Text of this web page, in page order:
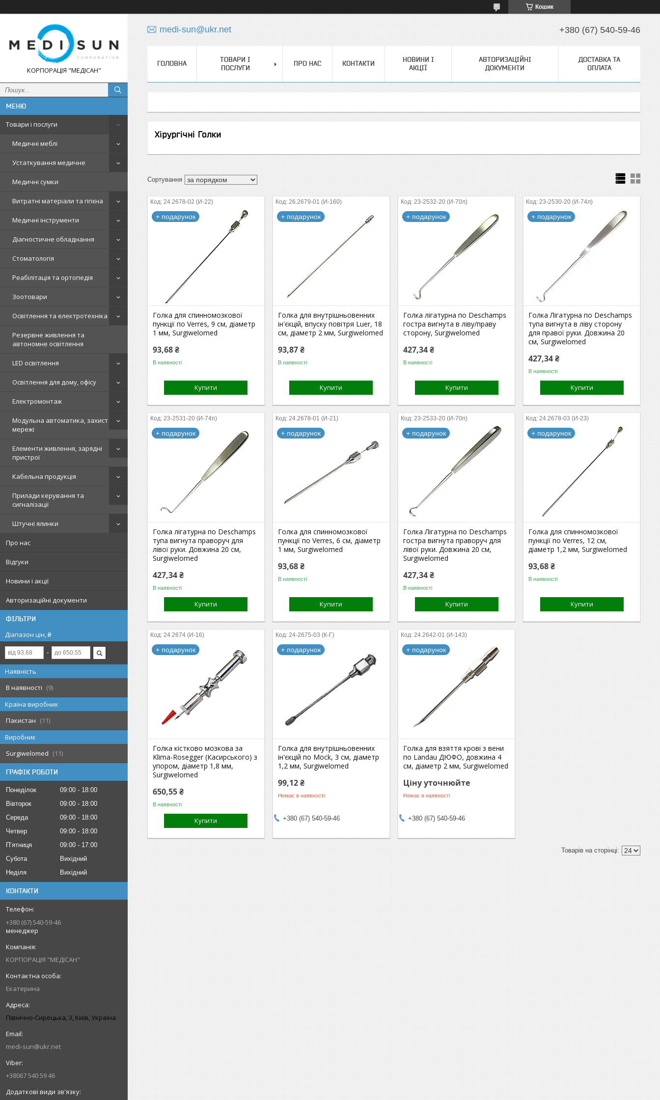
Кошик
КОРПОРАЦІЯ "МЕДІСАН"
Товари і послуги
Медичні меблі
Устаткування медичне
Медичні сумки
Витратні матеріали та гігієна
Медичні інструменти
Діагностичне обладнання
Стоматологія
Реабілітація та ортопедія
Зоотовари
Освітлення та електротехніка
Резервне живлення та
автономне освітлення
LED освітлення
Освітлення для дому, офісу
Електромонтаж
Модульна автоматика, захист
мережі
Елементи живлення, зарядні
пристрої
Кабельна продукція
Прилади керування та
сигналізації
Штучні ялинки
Про нас
Відгуки
Новини і акції
Авторизаційні документи
ФІЛЬТРИ
Діапазон цін, ₴
Наявність
В наявності
9
Країна виробник
Пакистан
11
Виробник
Surgiwelomed
11
ГРАФІК РОБОТИ
Понеділок 09:00
18:00
Вівторок
09:00
18:00
Середа
09:00
18:00
Четвер
09:00
18:00
Пʼятниця
09:00
17:00
Субота
Вихідний
Неділя
Вихідний
КОНТАКТИ
+380 (67) 540-59-46
менеджер
КОРПОРАЦІЯ "МЕДІСАН"
Екатерина
Північно-Сирецька, 3, Київ, Україна
medi-sun@ukr.net
+38067 540 59 46
medi-sun@ukr.net +380 (67) 540-59-46
ГОЛОВНА
ТОВАРИ І
ПОСЛУГИ
ПРО НАС КОНТАКТИ
НОВИНИ І
АКЦІЇ
АВТОРИЗАЦІЙНІ
ДОКУМЕНТИ
ДОСТАВКА ТА
ОПЛАТА
Хірургічні Голки
24.2678-02 (И-22)
+ подарунок
Голка для спинномозкової
пункції по Verres, 9 см, діаметр
1 мм, Surgiwelomed
93,68 ₴
В наявності
Купити
26.2679-01 (И-160)
+ подарунок
Голка для внутрішньовенних
ін'єкцій, впуску повітря Luer, 18
см, діаметр 2 мм, Surgiwelomed
93,87 ₴
В наявності
Купити
23-2532-20 (И-70л)
+ подарунок
Голка лігатурна по Deschamps
гостра вигнута в ліву/праву
сторону, Surgiwelomed
427,34 ₴
В наявності
Купити
23-2530-20 (И-74л)
+ подарунок
Голка Лігатурна по Deschamps
тупа вигнута в ліву сторону
для правої руки. Довжина 20
см, Surgiwelomed
427,34 ₴
В наявності
Купити
23-2531-20 (И-74п)
+ подарунок
Голка лігатурна по Deschamps
тупа вигнута праворуч для
лівої руки. Довжина 20 см,
Surgiwelomed
427,34 ₴
В наявності
Купити
24.2678-01 (И-21)
+ подарунок
Голка для спинномозкової
пункції по Verres, 6 см, діаметр
1 мм, Surgiwelomed
93,68 ₴
В наявності
Купити
23-2533-20 (И-70п)
+ подарунок
Голка Лігатурна по Deschamps
гостра вигнута праворуч для
лівої руки. Довжина 20 см,
Surgiwelomed
427,34 ₴
В наявності
Купити
24.2678-03 (И-23)
+ подарунок
Голка для спинномозкової
пункції по Verres, 12 см,
діаметр 1,2 мм, Surgiwelomed
93,68 ₴
В наявності
Купити
24.2674 (И-16)
+ подарунок
Голка кістково мозкова за
Klima-Rosegger (Касирського) з
упором, діаметр 1,8 мм,
Surgiwelomed
650,55 ₴
В наявності
Купити
24-2675-03 (К-Г)
+ подарунок
Голка для внутрішньовенних
ін'єкцій по Mock, 3 см, діаметр
1,2 мм, Surgiwelomed
99,12 ₴
Немає в наявності
+380 (67) 540-59-46
24.2642-01 (И-143)
+ подарунок
Голка для взяття крові з вени
по Landau ДЮФО, довжина 4
см, діаметр 2 мм, Surgiwelomed
Ціну уточнюйте
Немає в наявності
+380 (67) 540-59-46